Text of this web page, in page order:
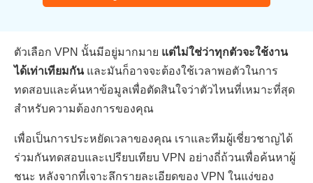
ตัวเลือก VPN นั้นมีอยู่มากมาย แต่ไม่ใช่ว่าทุกตัวจะใช้งาน
ได้เท่าเทียมกันและมันก็อาจจะต้องใช้เวลาพอตัวในการ
ทดสอบและค้นหาข้อมูลเพื่อตัดสินใจว่าตัวไหนที่เหมาะที่สุด
สำหรับความต้องการของคุณ
เพื่อเป็นการประหยัดเวลาของคุณ เราและทีมผู้เชี่ยวชาญได้
ร่วมกันทดสอบและเปรียบเทียบ VPN อย่างถี่ถ้วนเพื่อค้นหาผู้
ชนะ หลังจากที่เจาะลึกรายละเอียดของ VPN ในแง่ของ